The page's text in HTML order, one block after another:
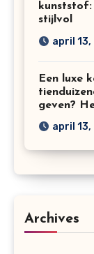
stijlvol
april
Een luxe
geven?
april
Archives